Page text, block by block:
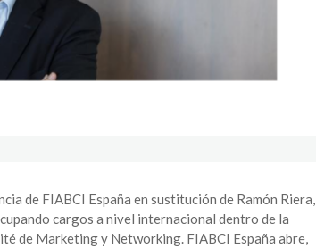
de FIABCI España en sustitución de Ramón Riera,
cargos a nivel internacional dentro de la
de Marketing y Networking. FIABCI España abre,